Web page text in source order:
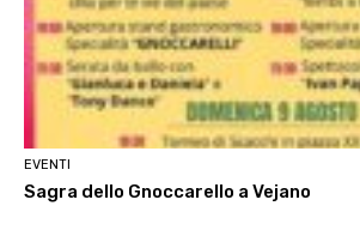
EVENTI
Sagra dello Gnoccarello a Vejano